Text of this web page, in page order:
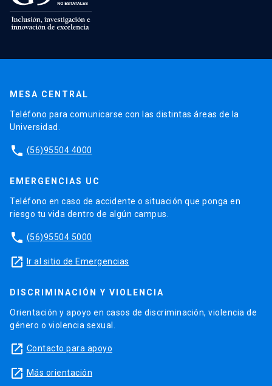
MESA CENTRAL
Teléfono para comunicarse con las distintas áreas de la
Universidad.
phone (56)95504 4000
EMERGENCIAS UC
Teléfono en caso de accidente o situación que ponga en
riesgo tu vida dentro de algún campus.
phone (56)95504 5000
launch Ir al sitio de Emergencias
DISCRIMINACIÓN Y VIOLENCIA
Orientación y apoyo en casos de discriminación, violencia de
género o violencia sexual.
launch Contacto para apoyo
launch Más orientación